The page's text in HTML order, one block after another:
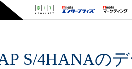
S/4HANAの